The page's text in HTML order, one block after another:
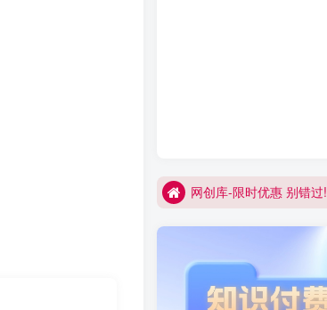
网创库-限时优惠 别错过!